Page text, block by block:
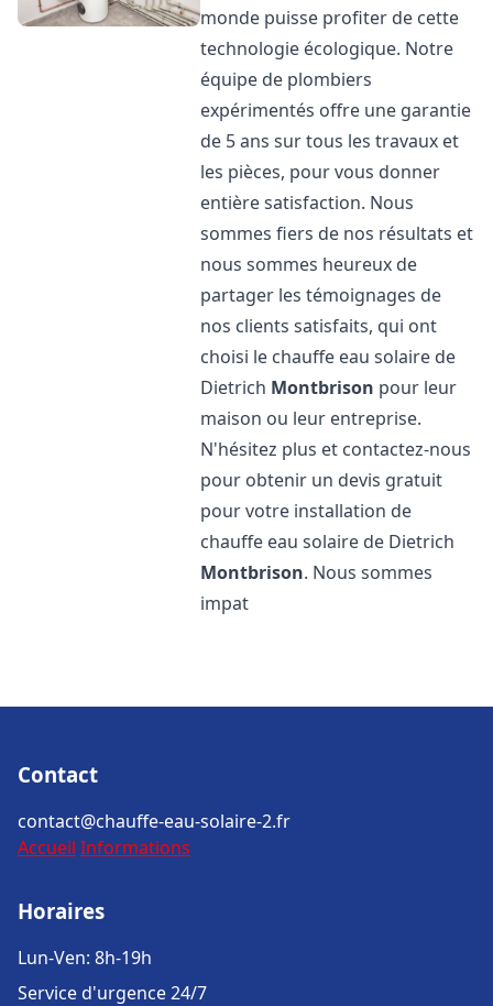
monde puisse profiter de cette
technologie écologique. Notre
équipe de plombiers
expérimentés offre une garantie
de 5 ans sur tous les travaux et
les pièces, pour vous donner
entière satisfaction. Nous
sommes fiers de nos résultats et
nous sommes heureux de
partager les témoignages de
nos clients satisfaits, qui ont
choisi le chauffe eau solaire de
Dietrich Montbrison pour leur
maison ou leur entreprise.
N'hésitez plus et contactez-nous
pour obtenir un devis gratuit
pour votre installation de
chauffe eau solaire de Dietrich
Montbrison. Nous sommes
impat
Contact
contact@chauffe-eau-solaire-2.fr
Accueil Informations
Horaires
Lun-Ven: 8h-19h
Service d'urgence 24/7